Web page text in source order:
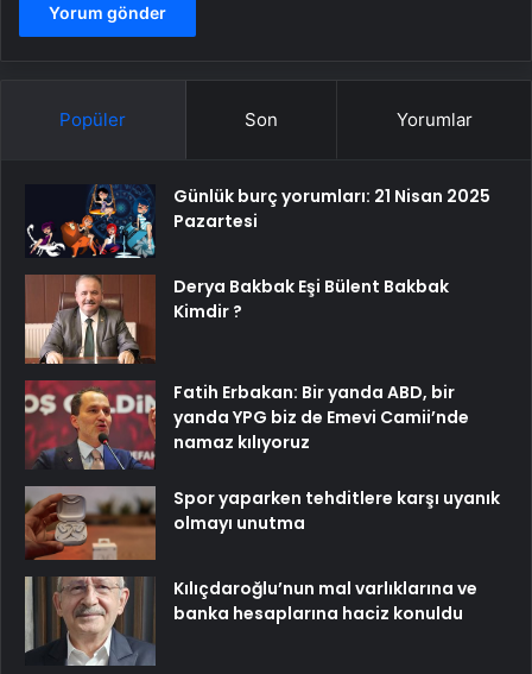
Popüler Son Yorumlar
Günlük burç yorumları: 21 Nisan 2025
Pazartesi
Derya Bakbak Eşi Bülent Bakbak
Kimdir ?
Fatih Erbakan: Bir yanda ABD, bir
yanda YPG biz de Emevi Camii’nde
namaz kılıyoruz
Spor yaparken tehditlere karşı uyanık
olmayı unutma
Kılıçdaroğlu’nun mal varlıklarına ve
banka hesaplarına haciz konuldu